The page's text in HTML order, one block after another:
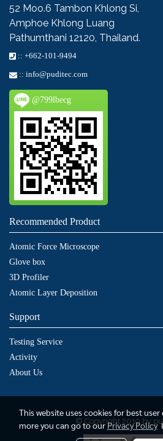
52 Moo.6 Tambon Khlong Si,
Amphoe Khlong Luang
Pathumthani 12120, Thailand.
::+662-101-9494
:: info@puditec.com
@799lbecg
Recommended Product
Atomic Force Microscope
Glove box
3D Profiler
Atomic Layer Deposition
Support
Testing Service
Activity
About Us
© Copyright 2019 by
This website uses cookies for best
more you can go to ourPrivacy Policy